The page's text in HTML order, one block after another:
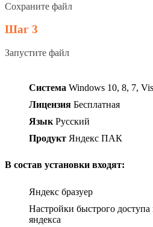
Сохраните файл
Шаг 3
Запустите файл
Система Windows 10, 8, 7,
Лицензия Бесплатная
Язык Русский
Продукт Яндекс ПАК
В состав установки входят:
Яндекс бразуер
Настройки быстрого
яндекса